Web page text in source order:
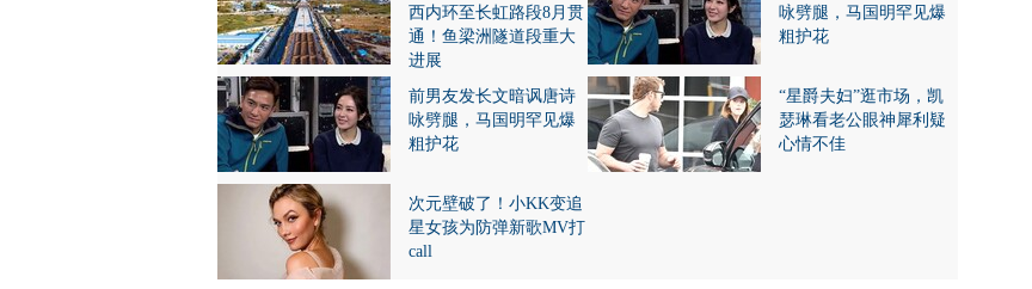
西内环至长虹路段8月贯
通！鱼梁洲隧道段重大
进展
咏劈腿，马国明罕见爆
粗护花
前男友发长文暗讽唐诗
咏劈腿，马国明罕见爆
粗护花
“星爵夫妇”逛市场，凯
瑟琳看老公眼神犀利疑
心情不佳
次元壁破了！小KK变追
星女孩为防弹新歌MV打
call